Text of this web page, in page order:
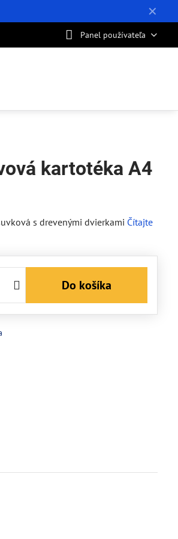
✕
Panel používateľa
kartotéka A4
s drevenými dvierkami Čítajte
Do košíka